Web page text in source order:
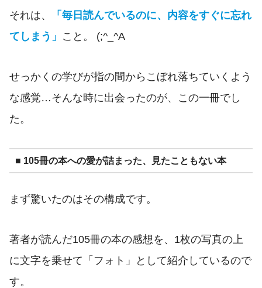
それは、
「毎日読んでいるのに、内容をすぐに忘れ
てしまう」 こと。 (;^_^A
せっかくの学びが指の間からこぼれ落ちていくよう
な感覚…そんな時に出会ったのが、この一冊でし
た。
■ 105冊の本への愛が詰まった、見たこともない本
まず驚いたのはその構成です。
著者が読んだ105冊の本の感想を、1枚の写真の上
に文字を乗せて「フォト」として紹介しているので
す。